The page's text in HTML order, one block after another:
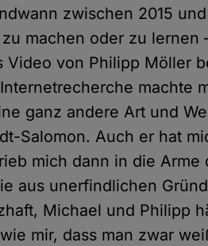
zwischen 2015
machen oder zu
Video von Philipp Möller
machte
ganz andere Art und
Salomon. Auch er hat
mich dann in die Arme
aus unerfindlichen
Michael und Philipp
mir, dass man zwar